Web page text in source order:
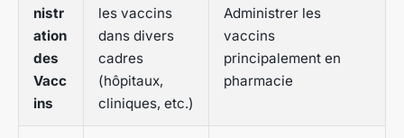
nistr
ation
des
Vacc
ins
les vaccins
dans divers
cadres
(hôpitaux,
cliniques, etc.)
Administrer les
vaccins
principalement en
pharmacie